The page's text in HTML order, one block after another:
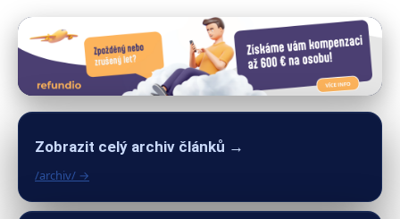
Zobrazit celý archiv článků →
/archiv/ →